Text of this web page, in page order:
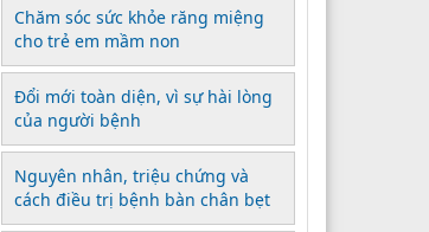
Chăm sóc sức khỏe răng miệng
cho trẻ em mầm non
Đổi mới toàn diện, vì sự hài lòng
của người bệnh
Nguyên nhân, triệu chứng và
cách điều trị bệnh bàn chân bẹt